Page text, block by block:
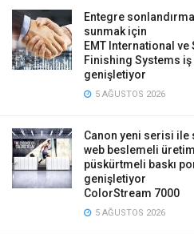
Entegre
sunmak için
EMT International ve
Finishing Systems
genişletiyor
5 AĞUSTOS 2026
Canon yeni serisi
web beslemeli
püskürtmeli baskı
genişletiyor
ColorStream 7000
5 AĞUSTOS 2026